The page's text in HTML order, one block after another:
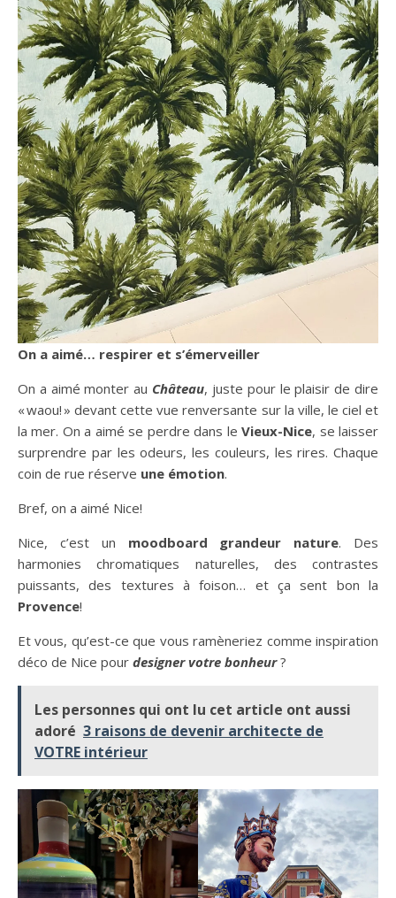
On a aimé… respirer et s’émerveiller
On a aimé monter au Château, juste pour le plaisir de dire
« waou! » devant cette vue renversante sur la ville, le ciel et
la mer. On a aimé se perdre dans leVieux-Nice, se laisser
surprendre par les odeurs, les couleurs, les rires. Chaque
coin de rue réserve une émotion.
Bref, on a aimé Nice!
Nice, c’est un moodboard grandeur nature. Des
harmonies chromatiques naturelles, des contrastes
puissants, des textures à foison… et ça sent bon la
Provence!
Et vous, qu’est-ce que vous ramèneriez comme inspiration
déco de Nice pour designer votre bonheur?
Les personnes qui ont lu cet article ont aussi
adoré 3 raisons de devenir architecte de
VOTRE intérieur